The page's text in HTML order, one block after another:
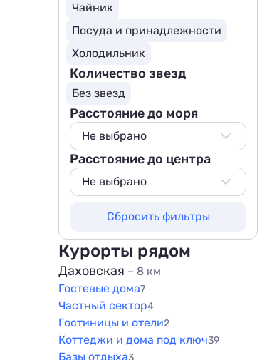
Чайник
Посуда и принадлежности
Холодильник
Количество звезд
Без звезд
Расстояние до моря
Не выбрано
Не выбрано
100 м
500 м
800 м
1000 м
1500 м
Расстояние до центра
Не выбрано
Сбросить фильтры
Курорты рядом
Даховская ~ 8 км
Гостевые дома7
Частный сектор4
Гостиницы и отели2
Коттеджи и дома под ключ39
Базы отдыха3